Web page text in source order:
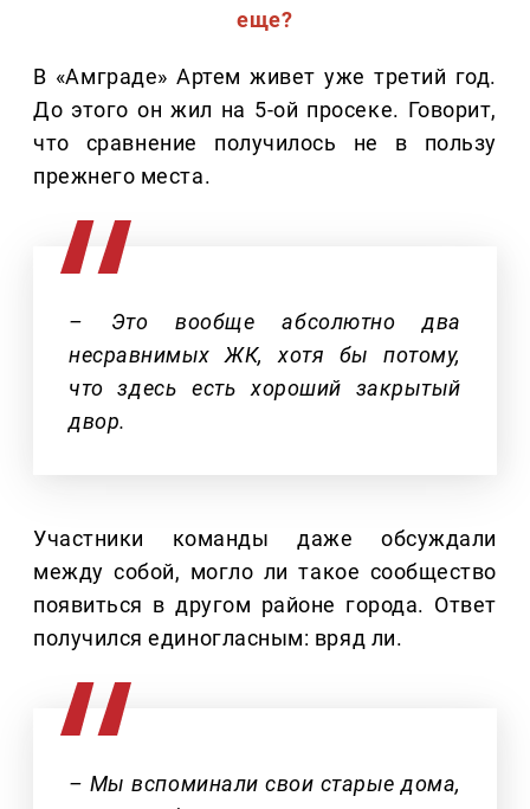
еще?
В «Амграде» Артем живет уже третий год.
До этого он жил на 5-ой просеке. Говорит,
что сравнение получилось не в пользу
прежнего места.
– Это вообще абсолютно два
несравнимых ЖК, хотя бы потому,
что здесь есть хороший закрытый
двор.
Участники команды даже обсуждали
между собой, могло ли такое сообщество
появиться в другом районе города. Ответ
получился единогласным: вряд ли.
– Мы вспоминали свои старые дома,